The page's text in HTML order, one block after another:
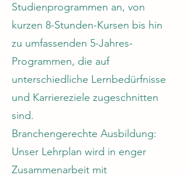
Studienprogrammen an, von
kurzen 8-Stunden-Kursen bis hin
zu umfassenden 5-Jahres-
Programmen, die auf
unterschiedliche Lernbedürfnisse
und Karriereziele zugeschnitten
sind.
Branchengerechte Ausbildung:
Unser Lehrplan wird in enger
Zusammenarbeit mit